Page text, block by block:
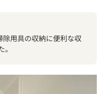
用具の収納に便利な収